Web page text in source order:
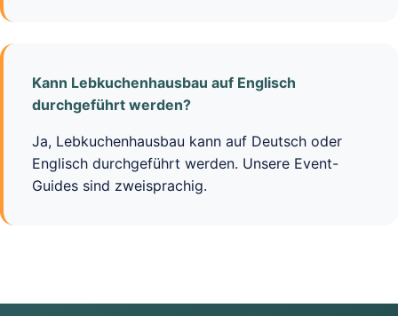
Kann Lebkuchenhausbau auf Englisch
durchgeführt werden?
Ja, Lebkuchenhausbau kann auf Deutsch oder
Englisch durchgeführt werden. Unsere Event-
Guides sind zweisprachig.